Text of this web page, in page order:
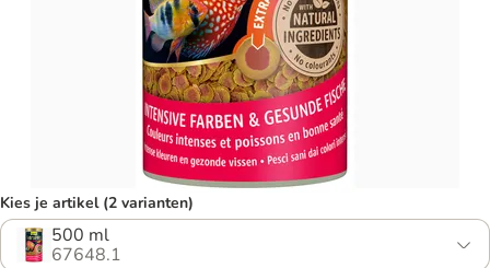
Kies je artikel (2 varianten)
500 ml
67648.1